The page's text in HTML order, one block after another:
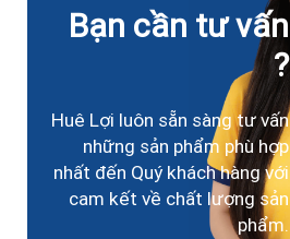
Bạn cần tư vấn
?
Huê Lợi luôn sẵn sàng tư vấn
những sản phẩm phù hợp
nhất đến Quý khách hàng với
cam kết về chất lượng sản
phẩm.